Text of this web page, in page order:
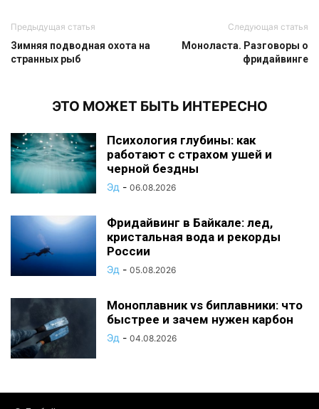
Предыдущая статья
Зимняя подводная охота на
странных рыб
Следующая статья
Моноласта. Разговоры о
фридайвинге
ЭТО МОЖЕТ БЫТЬ ИНТЕРЕСНО
Психология глубины: как
работают с страхом ушей и
черной бездны
Эд - 06.08.2026
Фридайвинг в Байкале: лед,
кристальная вода и рекорды
России
Эд - 05.08.2026
Моноплавник vs биплавники: что
быстрее и зачем нужен карбон
Эд - 04.08.2026